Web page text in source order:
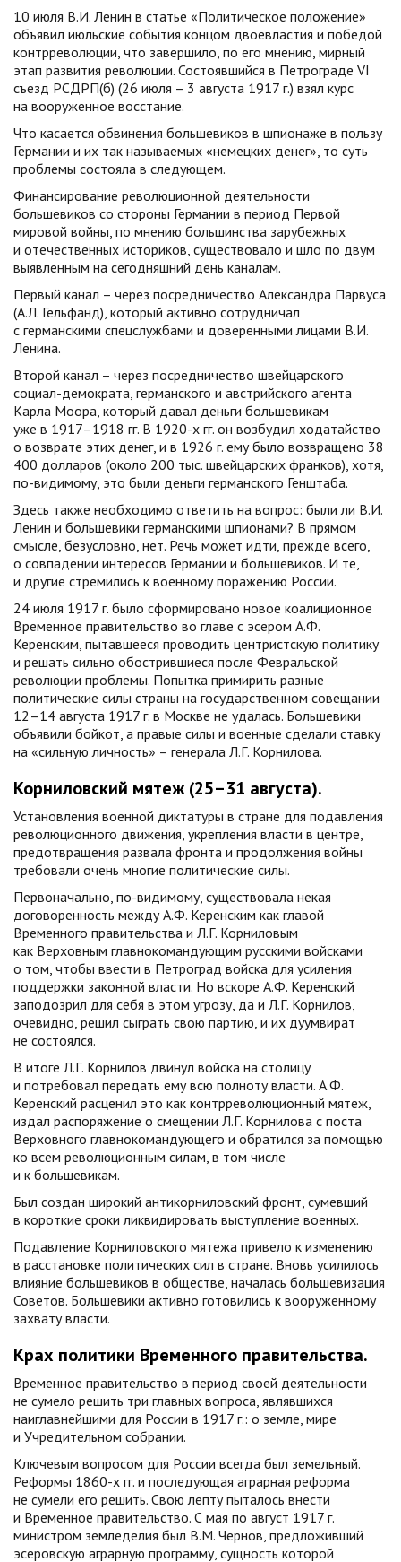
10 июля В.И. Ленин в статье «Политическое положение»
объявил июльские события концом двоевластия и победой
контрреволюции, что завершило, по его мнению, мирный
этап развития революции. Состоявшийся в Петрограде VI
съезд РСДРП(б) (26 июля – 3 августа 1917 г.) взял курс
на вооруженное восстание.
Что касается обвинения большевиков в шпионаже в пользу
Германии и их так называемых «немецких денег», то суть
проблемы состояла в следующем.
Финансирование революционной деятельности
большевиков со стороны Германии в период Первой
мировой войны, по мнению большинства зарубежных
и отечественных историков, существовало и шло по двум
выявленным на сегодняшний день каналам.
Первый канал – через посредничество Александра Парвуса
(А.Л. Гельфанд), который активно сотрудничал
с германскими спецслужбами и доверенными лицами В.И.
Ленина.
Второй канал – через посредничество швейцарского
социал-демократа, германского и австрийского агента
Карла Моора, который давал деньги большевикам
уже в 1917–1918 гг. В 1920-х гг. он возбудил ходатайство
о возврате этих денег, и в 1926 г. ему было возвращено 38
400 долларов (около 200 тыс. швейцарских франков), хотя,
по-видимому, это были деньги германского Генштаба.
Здесь также необходимо ответить на вопрос: были ли В.И.
Ленин и большевики германскими шпионами? В прямом
смысле, безусловно, нет. Речь может идти, прежде всего,
о совпадении интересов Германии и большевиков. И те,
и другие стремились к военному поражению России.
24 июля 1917 г. было сформировано новое коалиционное
Временное правительство во главе с эсером А.Ф.
Керенским, пытавшееся проводить центристскую политику
и решать сильно обострившиеся после Февральской
революции проблемы. Попытка примирить разные
политические силы страны на государственном совещании
12–14 августа 1917 г. в Москве не удалась. Большевики
объявили бойкот, а правые силы и военные сделали ставку
на «сильную личность» – генерала Л.Г. Корнилова.
Корниловский мятеж (25–31 августа).
Установления военной диктатуры в стране для подавления
революционного движения, укрепления власти в центре,
предотвращения развала фронта и продолжения войны
требовали очень многие политические силы.
Первоначально, по-видимому, существовала некая
договоренность между А.Ф. Керенским как главой
Временного правительства и Л.Г. Корниловым
как Верховным главнокомандующим русскими войсками
о том, чтобы ввести в Петроград войска для усиления
поддержки законной власти. Но вскоре А.Ф. Керенский
заподозрил для себя в этом угрозу, да и Л.Г. Корнилов,
очевидно, решил сыграть свою партию, и их дуумвират
не состоялся.
В итоге Л.Г. Корнилов двинул войска на столицу
и потребовал передать ему всю полноту власти. А.Ф.
Керенский расценил это как контрреволюционный мятеж,
издал распоряжение о смещении Л.Г. Корнилова с поста
Верховного главнокомандующего и обратился за помощью
ко всем революционным силам, в том числе
и к большевикам.
Был создан широкий антикорниловский фронт, сумевший
в короткие сроки ликвидировать выступление военных.
Подавление Корниловского мятежа привело к изменению
в расстановке политических сил в стране. Вновь усилилось
влияние большевиков в обществе, началась большевизация
Советов. Большевики активно готовились к вооруженному
захвату власти.
Крах политики Временного правительства.
Временное правительство в период своей деятельности
не сумело решить три главных вопроса, являвшихся
наиглавнейшими для России в 1917 г.: о земле, мире
и Учредительном собрании.
Ключевым вопросом для России всегда был земельный.
Реформы 1860-х гг. и последующая аграрная реформа
не сумели его решить. Свою лепту пыталось внести
и Временное правительство. С мая по август 1917 г.
министром земледелия был В.М. Чернов, предложивший
эсеровскую аграрную программу, сущность которой